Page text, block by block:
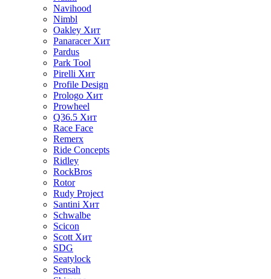
Navihood
Nimbl
Oakley Хит
Panaracer Хит
Pardus
Park Tool
Pirelli Хит
Profile Design
Prologo Хит
Prowheel
Q36.5 Хит
Race Face
Remerx
Ride Concepts
Ridley
RockBros
Rotor
Rudy Project
Santini Хит
Schwalbe
Scicon
Scott Хит
SDG
Seatylock
Sensah